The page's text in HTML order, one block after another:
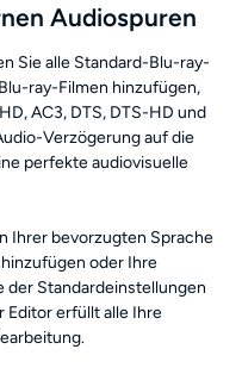
Audiospuren
Sie alle Standard-Blu-ray-
ray-Filmen hinzufügen,
AC3, DTS, DTS-HD und
Verzögerung auf die
perfekte audiovisuelle
Ihrer bevorzugten Sprache
oder Ihre
der Standardeinstellungen
Editor erfüllt alle Ihre